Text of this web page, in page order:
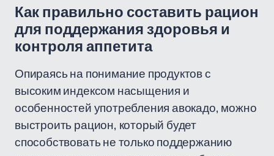
Как правильно составить рацион
для поддержания здоровья и
контроля аппетита
Опираясь на понимание продуктов с
высоким индексом насыщения и
особенностей употребления авокадо, можно
выстроить рацион, который будет
способствовать не только поддержанию